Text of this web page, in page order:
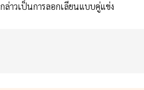
าวเป็นการลอกเลียนแบบคู่แข่ง